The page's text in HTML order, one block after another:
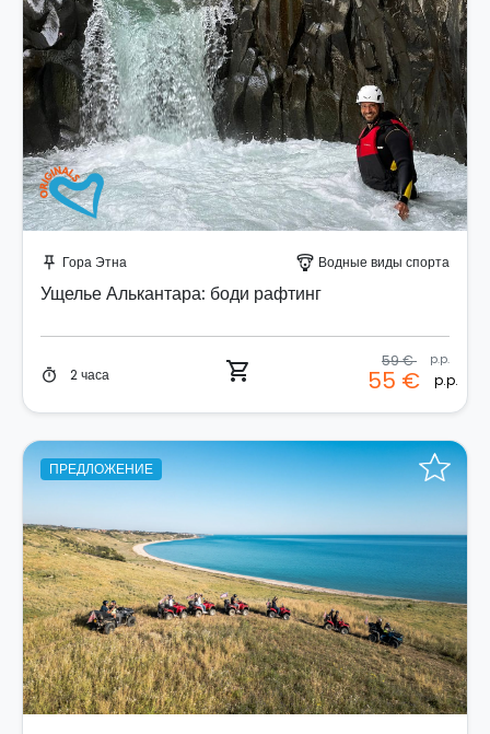
push_pin Гора Этна paragliding Водные виды спорта
Ущелье Алькантара: боди рафтинг
timer 2 часа shopping_cart 59 € p.p.
55 € p.p.
ПРЕДЛОЖЕНИЕ